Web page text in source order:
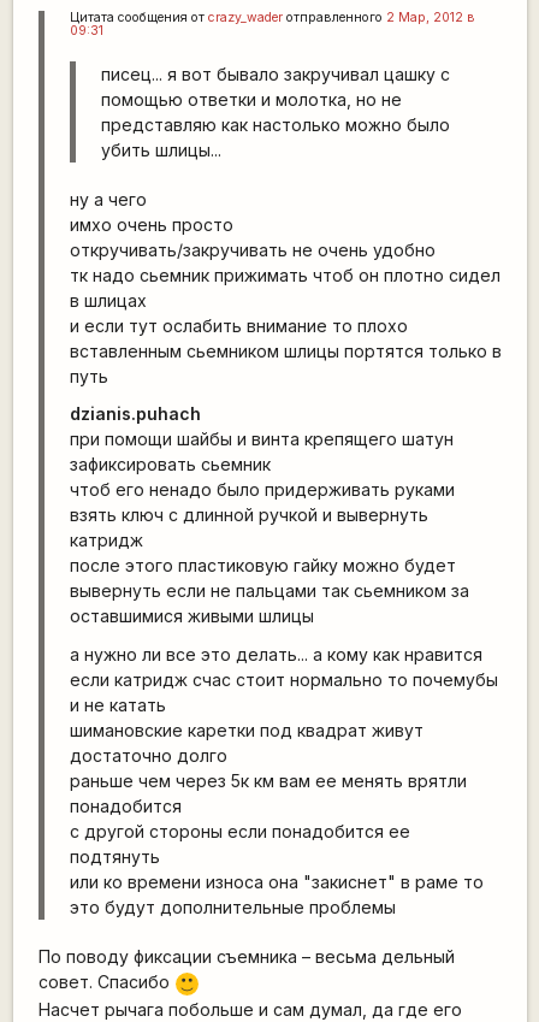
Цитата сообщения от crazy_waderотправленного 2 Мар, 2012 в
09:31
писец... я вот бывало закручивал цашку с
помощью ответки и молотка, но не
представляю как настолько можно было
убить шлицы...
ну а чего
имхо очень просто
откручивать/закручивать не очень удобно
тк надо сьемник прижимать чтоб он плотно сидел
в шлицах
и если тут ослабить внимание то плохо
вставленным сьемником шлицы портятся только в
путь
dzianis.puhach
при помощи шайбы и винта крепящего шатун
зафиксировать сьемник
чтоб его ненадо было придерживать руками
взять ключ с длинной ручкой и вывернуть
катридж
после этого пластиковую гайку можно будет
вывернуть если не пальцами так сьемником за
оставшимися живыми шлицы
а нужно ли все это делать... а кому как нравится
если катридж счас стоит нормально то почемубы
и не катать
шимановские каретки под квадрат живут
достаточно долго
раньше чем через 5к км вам ее менять врятли
понадобится
с другой стороны если понадобится ее
подтянуть
или ко времени износа она "закиснет" в раме то
это будут дополнительные проблемы
По поводу фиксации съемника – весьма дельный
совет. Спасибо
:)
Насчет рычага побольше и сам думал, да где его